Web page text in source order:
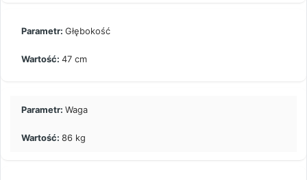
Głębokość
47 cm
Waga
86 kg